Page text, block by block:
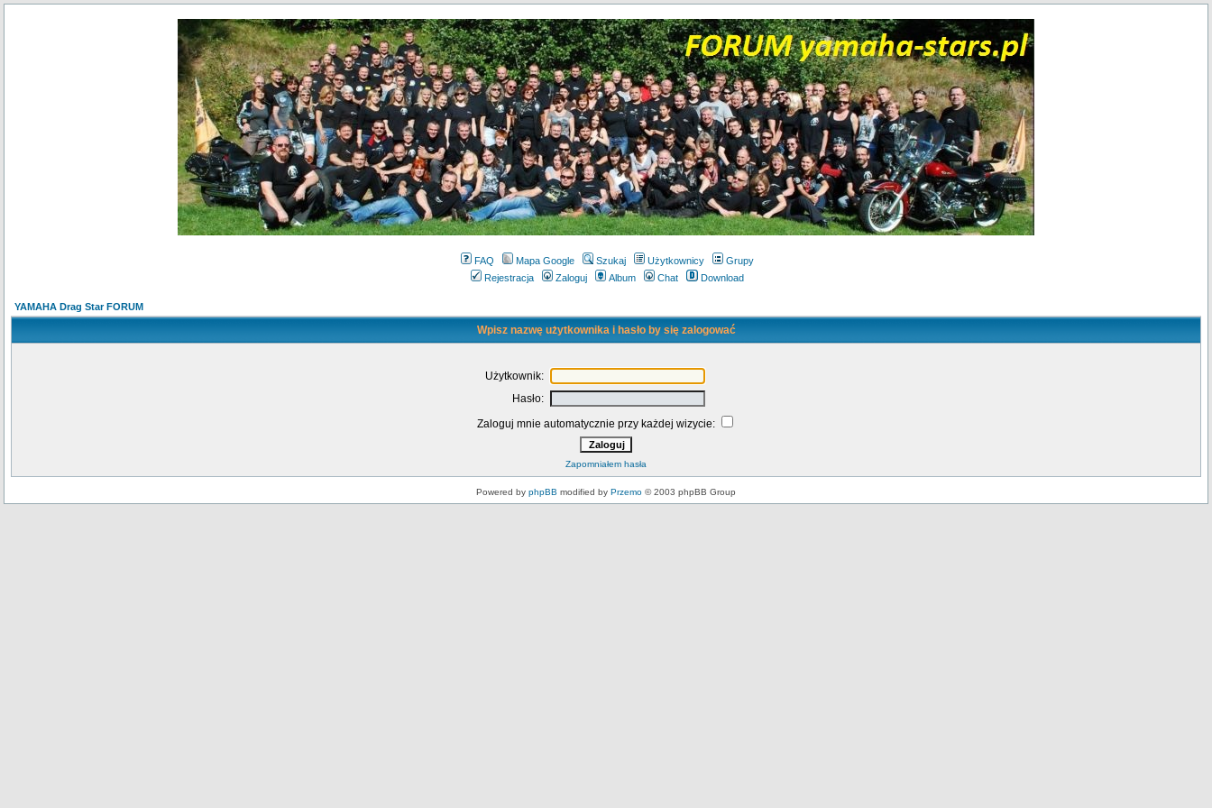
FAQ Mapa Google Szukaj Użytkownicy
Grupy
Rejestracja
Zaloguj Album Chat Download
YAMAHA Drag Star FORUM
Wpisz nazwę użytkownika i hasło by się zalogować
Użytkownik:
Hasło:
Zaloguj mnie automatycznie przy każdej wizycie:
Zapomniałem hasła
Powered by phpBB modified by Przemo © 2003 phpBB Group